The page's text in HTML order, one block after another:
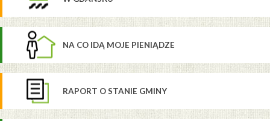
NA CO IDĄ MOJE PIENIĄDZE
RAPORT O STANIE GMINY